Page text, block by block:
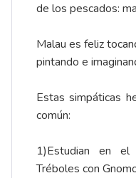
de los pescados:
Malau es feliz
pintando e
Estas simpáticas
común:
1)Estudian en
Tréboles con